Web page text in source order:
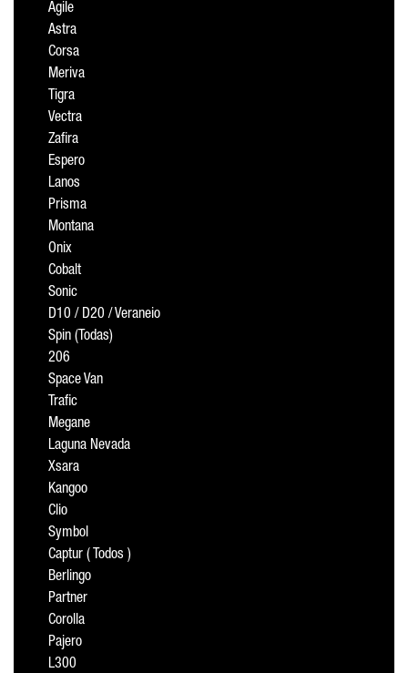
Agile
Astra
Corsa
Meriva
Tigra
Vectra
Zafira
Espero
Lanos
Prisma
Montana
Onix
Cobalt
Sonic
D10 / D20 / Veraneio
Spin (Todas)
206
Space Van
Trafic
Megane
Laguna Nevada
Xsara
Kangoo
Clio
Symbol
Captur ( Todos )
Berlingo
Partner
Corolla
Pajero
L300